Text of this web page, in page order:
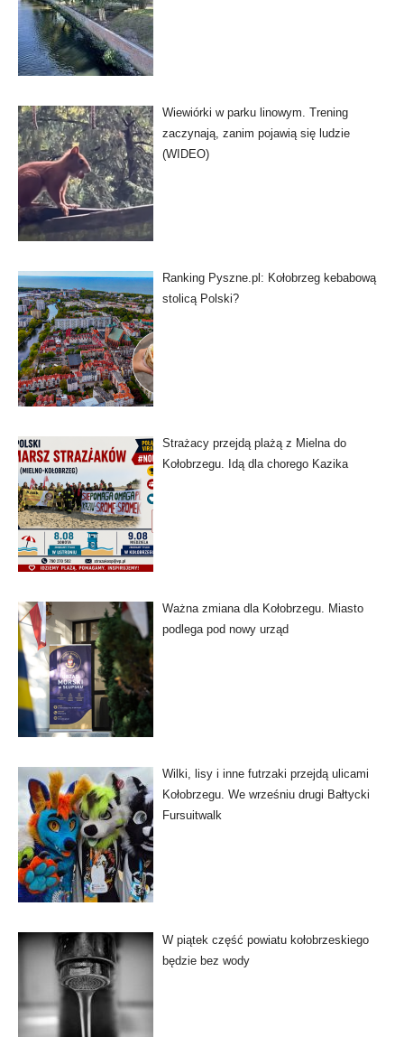
Wiewiórki w parku linowym. Trening
zaczynają, zanim pojawią się ludzie
(WIDEO)
Ranking Pyszne.pl: Kołobrzeg kebabową
stolicą Polski?
Strażacy przejdą plażą z Mielna do
Kołobrzegu. Idą dla chorego Kazika
Ważna zmiana dla Kołobrzegu. Miasto
podlega pod nowy urząd
Wilki, lisy i inne futrzaki przejdą ulicami
Kołobrzegu. We wrześniu drugi Bałtycki
Fursuitwalk
W piątek część powiatu kołobrzeskiego
będzie bez wody